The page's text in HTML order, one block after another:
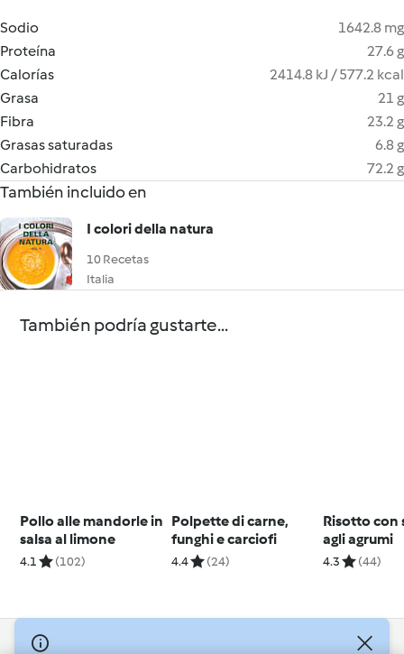
Sodio
1642.8 mg
Proteína
27.6 g
Calorías
2414.8 kJ / 577.2 kcal
Grasa
21 g
Fibra
23.2 g
Grasas saturadas
6.8 g
Carbohidratos
72.2 g
También incluido en
I colori della natura
10 Recetas
Italia
También podría gustarte...
Pollo alle mandorle in
salsa al limone
4.1 (102)
Polpette di carne,
funghi e carciofi
4.4 (24)
Risotto con
agli agrumi
4.3 (44)